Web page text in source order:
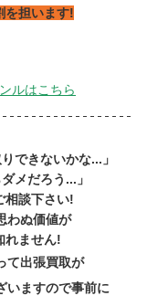
を担います!
ルはこちら
できないかな...」
メだろう...」
相談下さい!
わぬ価値が
れません!
て出張買取が
いますので事前に